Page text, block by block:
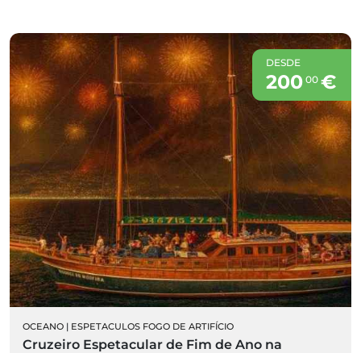
DESDE
200 00€
OCEANO | ESPETACULOS FOGO DE ARTIFÍCIO
Cruzeiro Espetacular de Fim de Ano na